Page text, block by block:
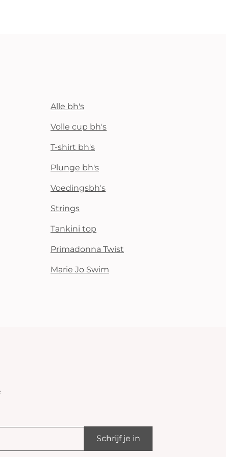
Alle bh's
Volle cup bh's
T-shirt bh's
Plunge bh's
Voedingsbh's
Strings
Tankini top
Primadonna Twist
Marie Jo Swim
Schrijf je in